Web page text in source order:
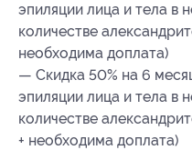
эпиляции лица и тела в
количестве
необходима доплата)
— Скидка 50% на 6
эпиляции лица и тела в
количестве
+ необходима доплата)